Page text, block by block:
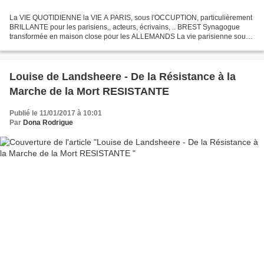
La VIE QUOTIDIENNE la VIE A PARIS, sous l'OCCUPTION, particulièrement
BRILLANTE pour les parisiens,, acteurs, écrivains, .. BREST Synagogue
transformée en maison close pour les ALLEMANDS La vie parisienne sous
Louise de Landsheere - De la Résistance à la
Marche de la Mort RESISTANTE
Publié le 11/01/2017 à 10:01
Par Dona Rodrigue